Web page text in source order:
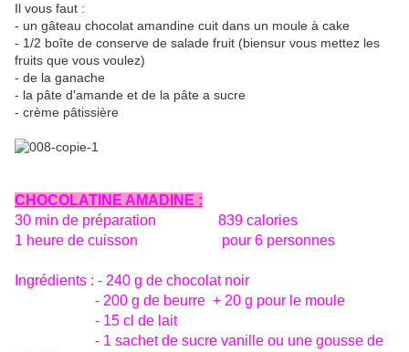
Il vous faut :
- un gâteau chocolat amandine cuit dans un moule à cake
- 1/2 boîte de conserve de salade fruit (biensur vous mettez les
fruits que vous voulez)
- de la ganache
- la pâte d'amande et de la pâte a sucre
- crème pâtissière
CHOCOLATINE AMADINE :
30 min de préparation 839 calories
1 heure de cuisson pour 6 personnes
Ingrédients : - 240 g de chocolat noir
- 200 g de beurre + 20 g pour le moule
- 15 cl de lait
- 1 sachet de sucre vanille ou une gousse de